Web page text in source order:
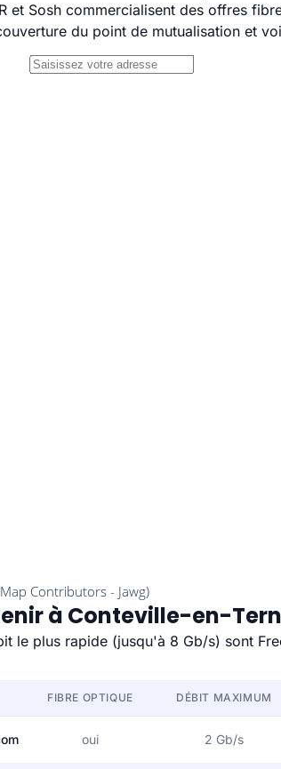
et Sosh commercialisent des offres
du point de mutualisation et
à Conteville-en-
le plus rapide (jusqu'à 8 Gb/s) sont
FIBRE OPTIQUE DÉBIT MAXIMUM
oui 2 Gb/s